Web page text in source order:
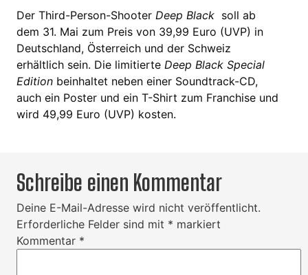
Der Third-Person-Shooter Deep Black soll ab
dem 31. Mai zum Preis von 39,99 Euro (UVP) in
Deutschland, Österreich und der Schweiz
erhältlich sein. Die limitierte Deep Black Special
Edition beinhaltet neben einer Soundtrack-CD,
auch ein Poster und ein T-Shirt zum Franchise und
wird 49,99 Euro (UVP) kosten.
Schreibe einen Kommentar
Deine E-Mail-Adresse wird nicht veröffentlicht.
Erforderliche Felder sind mit * markiert
Kommentar *